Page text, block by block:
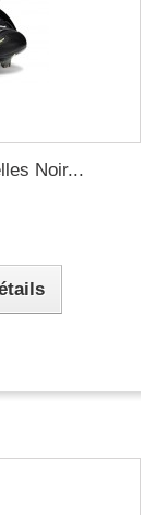
Noir...